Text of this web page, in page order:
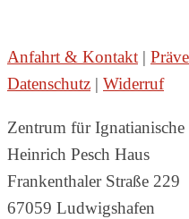
Anfahrt & Kontakt |
Datenschutz | Widerruf
Zentrum für
Heinrich Pesch Haus
Frankenthaler Straße 229
67059 Ludwigshafen